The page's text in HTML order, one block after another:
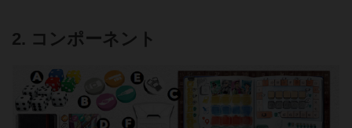
2. コンポーネント